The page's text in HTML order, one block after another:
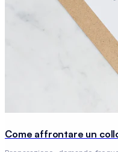
LEGGI L'ARTICOLO